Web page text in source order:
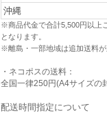
沖縄
※商品代金で合計5,500円以上
となります。
※離島・一部地域は追加送料が
・ネコポスの送料：
全国一律250円(A4サイズの
配送時間指定について